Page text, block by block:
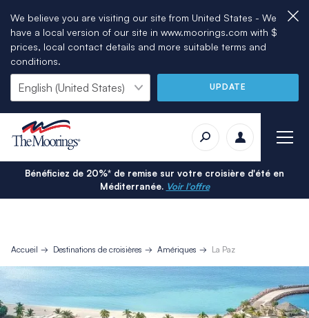
We believe you are visiting our site from United States - We
have a local version of our site in www.moorings.com with $
prices, local contact details and more suitable terms and
conditions.
UPDATE
Bénéficiez de 20%* de remise sur votre croisière d'été en
Méditerranée. Voir l'offre
Accueil Destinations de croisières Amériques La Paz